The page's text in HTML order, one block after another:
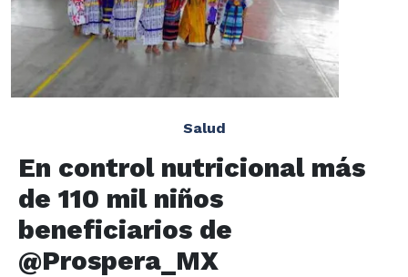
Salud
En control nutricional más
de 110 mil niños
beneficiarios de
@Prospera_MX